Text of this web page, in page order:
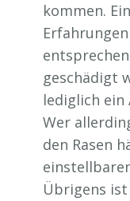
kommen.
geschädigt
lediglich
Wer
den Rasen
Übrigens